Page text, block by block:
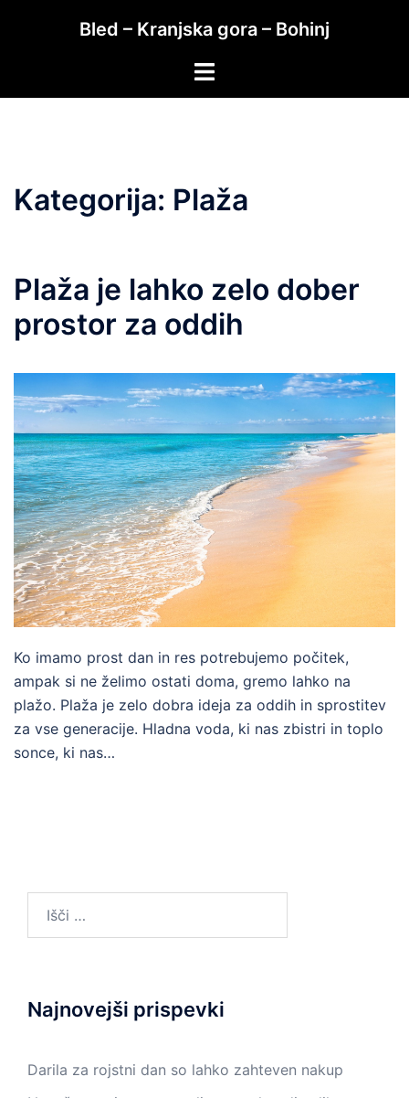
Bled – Kranjska gora – Bohinj
Toggle
Kategorija: Plaža
Plaža je lahko zelo dober
prostor za oddih
Ko imamo prost dan in res potrebujemo počitek,
ampak si ne želimo ostati doma, gremo lahko na
plažo. Plaža je zelo dobra ideja za oddih in sprostitev
za vse generacije. Hladna voda, ki nas zbistri in toplo
sonce, ki nas…
Najnovejši prispevki
Darila za rojstni dan so lahko zahteven nakup